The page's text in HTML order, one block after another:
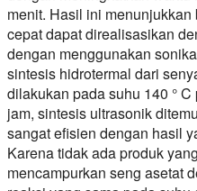
menit. Hasil ini
cepat dapat direalisasikan
dengan menggunakan
sintesis hidrotermal dari
dilakukan pada suhu 140 °
jam, sintesis ultrasonik
sangat efisien dengan hasil
Karena tidak ada produk
mencampurkan seng asetat